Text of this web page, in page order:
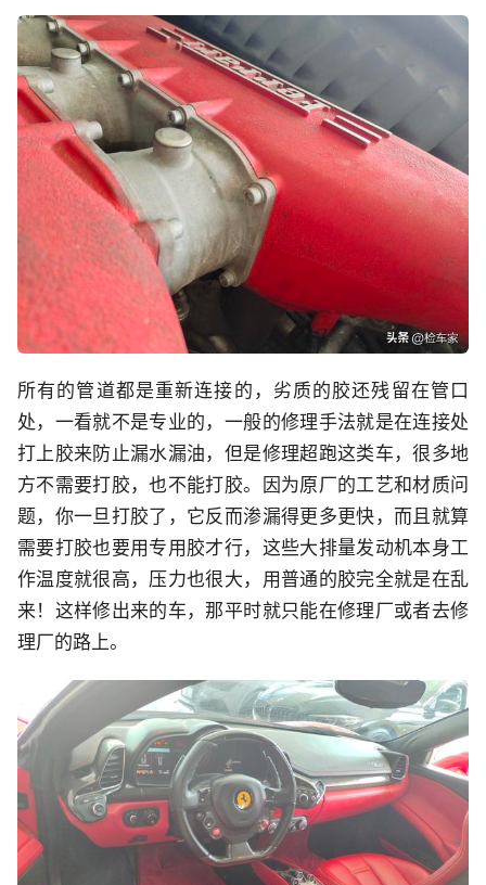
所有的管道都是重新连接的，劣质的胶还残留在管口
处，一看就不是专业的，一般的修理手法就是在连接处
打上胶来防止漏水漏油，但是修理超跑这类车，很多地
方不需要打胶，也不能打胶。因为原厂的工艺和材质问
题，你一旦打胶了，它反而渗漏得更多更快，而且就算
需要打胶也要用专用胶才行，这些大排量发动机本身工
作温度就很高，压力也很大，用普通的胶完全就是在乱
来！这样修出来的车，那平时就只能在修理厂或者去修
理厂的路上。